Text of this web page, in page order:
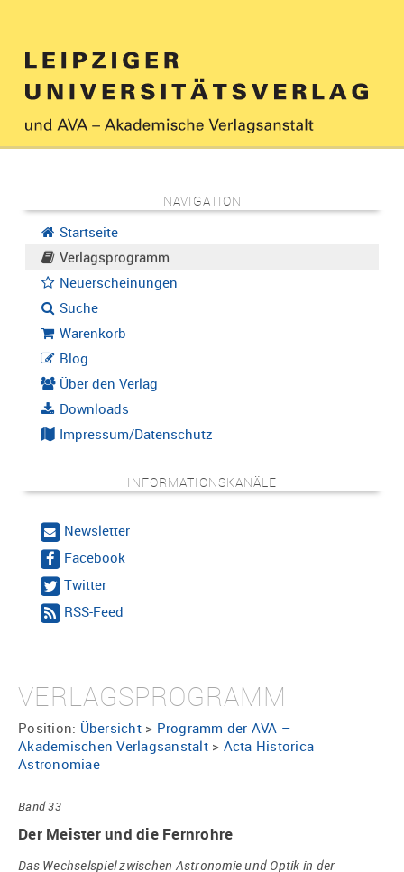
NAVIGATION
Startseite
Verlagsprogramm
Neuerscheinungen
Suche
Warenkorb
Blog
Über den Verlag
Downloads
Impressum/Datenschutz
INFORMATIONSKANÄLE
Newsletter
Facebook
Twitter
RSS-Feed
VERLAGSPROGRAMM
Position: Übersicht> Programm der AVA –
Akademischen Verlagsanstalt> Acta Historica
Astronomiae
Band 33
Der Meister und die Fernrohre
Das Wechselspiel zwischen Astronomie und Optik in der